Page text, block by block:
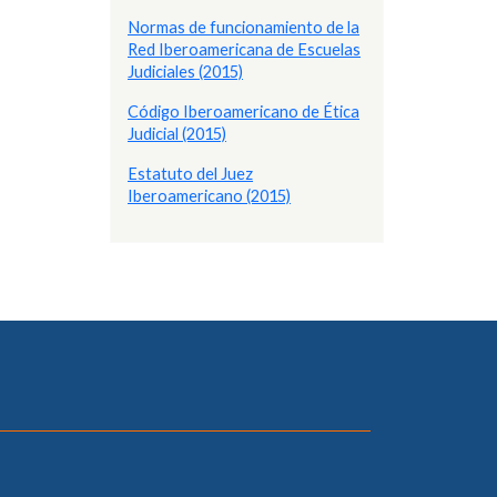
Normas de funcionamiento de la
Red Iberoamericana de Escuelas
Judiciales (2015)
Código Iberoamericano de Ética
Judicial (2015)
Estatuto del Juez
Iberoamericano (2015)